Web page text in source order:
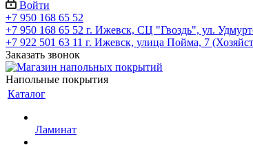
Войти
+7 950 168 65 52
+7 950 168 65 52 г. Ижевск, СЦ "Гвоздь", ул.
+7 922 501 63 11 г. Ижевск, улица Пойма, 7
Заказать звонок
Напольные покрытия
Каталог
Ламинат